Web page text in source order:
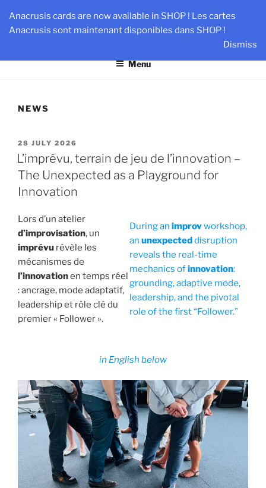
Anacrusis cards are now available in SHOP ! Les cartes
Anacrusis sont maintenant disponibles dans SHOP !
Dismiss
content
AN-DANTE
Team & Leader Performance via Harmonized Relationship
Menu
NEWS
POSTED
ON
28 JULY 2026
L’imprévu, terrain de jeu de l’innovation –
The Unexpected as a Playground for
Innovation
Lors d’un atelier
d’improvisation, un
imprévu révèle les
mécanismes de
l’innovationen temps réel
: ancrage, mode adaptatif,
leadership et rôle clé du
premier « Follower ».
During an improvworkshop,
an unexpecteddisruption
reveals the real-time
mechanics ofinnovation:
grounding, adaptive mode,
leadership, and the pivotal
role of the first “Follower.”
in English below